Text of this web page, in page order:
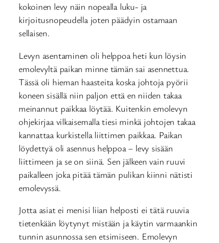
kokoinen levy näin nopealla luku- ja
kirjoitusnopeudella joten päädyin ostamaan
sellaisen.
Levyn asentaminen oli helppoa heti kun löysin
emolevyltä paikan minne tämän sai asennettua.
Tässä oli hieman haasteita koska johtoja pyörii
koneen sisällä niin paljon että en niiden takaa
meinannut paikkaa löytää. Kuitenkin emolevyn
ohjekirjaa vilkaisemalla tiesi minkä johtojen takaa
kannattaa kurkistella liittimen paikkaa. Paikan
löydettyä oli asennus helppoa – levy sisään
liittimeen ja se on siinä. Sen jälkeen vain ruuvi
paikalleen joka pitää tämän pulikan kiinni nätisti
emolevyssä.
Jotta asiat ei menisi liian helposti ei tätä ruuvia
tietenkään löytynyt mistään ja käytin varmaankin
tunnin asunnossa sen etsimiseen. Emolevyn